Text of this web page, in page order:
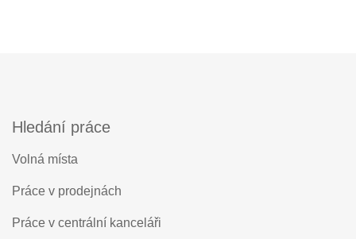
Hledání práce
Volná místa
Práce v prodejnách
Práce v centrální kanceláři